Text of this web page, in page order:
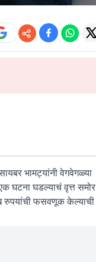
भामट्यांनी वेगवेगळ्या
घटना घडल्याचं वृत्त समोर
रुपयांची फसवणूक केल्याची